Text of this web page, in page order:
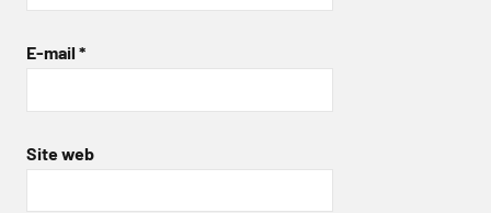
E-mail *
Site web